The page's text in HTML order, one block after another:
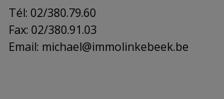
Tél: 02/380.79.60
Fax: 02/380.91.03
Email: michael@immolinkebeek.be